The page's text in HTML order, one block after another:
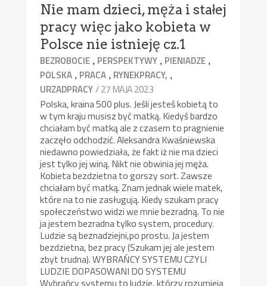
Nie mam dzieci, męża i stałej
pracy więc jako kobieta w
Polsce nie istnieję cz.1
BEZROBOCIE , PERSPEKTYWY , PIENIADZE ,
POLSKA , PRACA , RYNEKPRACY, ,
URZADPRACY/ 27 MAJA 2023
Polska, kraina 500 plus. Jeśli jesteś kobietą to
w tym kraju musisz być matką. Kiedyś bardzo
chciałam być matką ale z czasem to pragnienie
zaczęło odchodzić. Aleksandra Kwaśniewska
niedawno powiedziała, że fakt iż nie ma dzieci
jest tylko jej winą. Nikt nie obwinia jej męża.
Kobieta bezdzietna to gorszy sort. Zawsze
chciałam być matką. Znam jednak wiele matek,
które na to nie zasługują. Kiedy szukam pracy
społeczeństwo widzi we mnie bezradną. To nie
ja jestem bezradna tylko system, procedury.
Ludzie są beznadziejni,po prostu. Ja jestem
bezdzietna, bez pracy (Szukam jej ale jestem
zbyt trudna). WYBRAŃCY SYSTEMU CZYLI
LUDZIE DOPASOWANI DO SYSTEMU
Wybrańcy systemu to ludzie, którzy rozumieją